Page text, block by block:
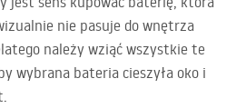
nie pasuje do wnętrza
należy wziąć wszystkie te
wybrana bateria cieszyła oko i